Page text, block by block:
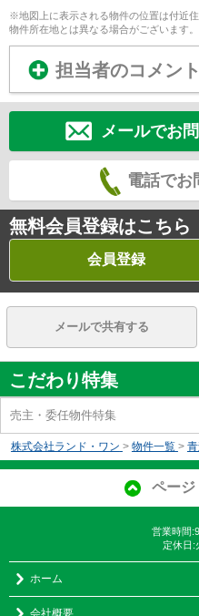
※地図上に表示される物件の位置は付近
物件所在地とは異なる場合がございます。
担当者のコメント
メールでお
電話でお
無料会員登録はこちら
会員登録
メールで共有する
こだわり特集
売主・委任物件特集
株式会社ランド・ワン > 物件一覧 >
ページ
営業時間
定休日:
ホーム